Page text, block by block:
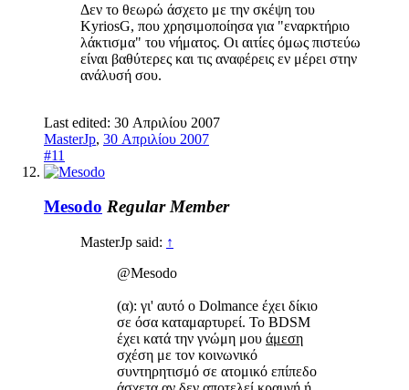
Δεν το θεωρώ άσχετο με την σκέψη του
KyriosG, που χρησιμοποίησα για "εναρκτήριο
λάκτισμα" του νήματος. Οι αιτίες όμως πιστεύω
είναι βαθύτερες και τις αναφέρεις εν μέρει στην
ανάλυσή σου.
Last edited: 30 Απριλίου 2007
MasterJp, 30 Απριλίου 2007
#11
Mesodo Regular Member
MasterJp said: ↑
@Mesodo
(α): γι' αυτό ο Dolmance έχει δίκιο
σε όσα καταμαρτυρεί. Το BDSM
έχει κατά την γνώμη μου άμεση
σχέση με τον κοινωνικό
συντηρητισμό σε ατομικό επίπεδο